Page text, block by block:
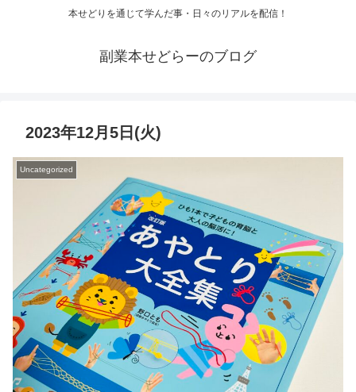
本せどりを通じて学んだ事・日々のリアルを配信！
副業本せどらーのブログ
2023年12月5日(火)
Uncategorized